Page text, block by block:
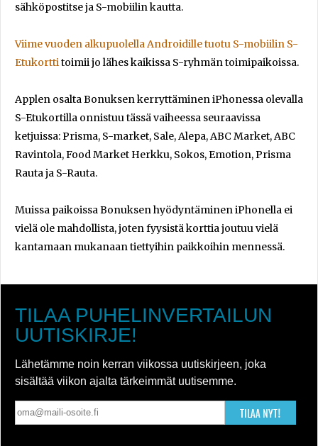
sähköpostitse ja S-mobiilin kautta.
Viime vuoden alkupuolella Androidille tuotu S-mobiilin S-
Etukortti toimii jo lähes kaikissa S-ryhmän toimipaikoissa.
Applen osalta Bonuksen kerryttäminen iPhonessa olevalla
S-Etukortilla onnistuu tässä vaiheessa seuraavissa
ketjuissa: Prisma, S-market, Sale, Alepa, ABC Market, ABC
Ravintola, Food Market Herkku​, Sokos, Emotion​, Prisma
Rauta​ ja S-Rauta.
Muissa paikoissa Bonuksen hyödyntäminen iPhonella ei
vielä ole mahdollista, joten fyysistä korttia joutuu vielä
kantamaan mukanaan tiettyihin paikkoihin mennessä.
TILAA PUHELINVERTAILUN
UUTISKIRJE!
Lähetämme noin kerran viikossa uutiskirjeen, joka
sisältää viikon ajalta tärkeimmät uutisemme.
TILAA NYT!